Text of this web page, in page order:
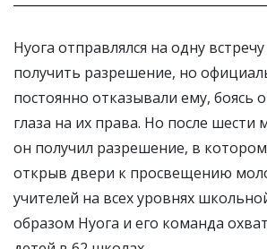
Нуога отправлялся на одну
получить разрешение, но
постоянно отказывали ему, боясь
глаза на их права. Но после шести
он получил разрешение, в
открыв двери к просвещению
учителей на всех уровнях
образом Нуога и его команда